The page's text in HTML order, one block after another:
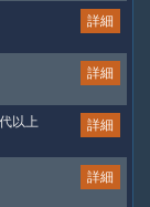
詳細
詳細
以上 詳細
詳細